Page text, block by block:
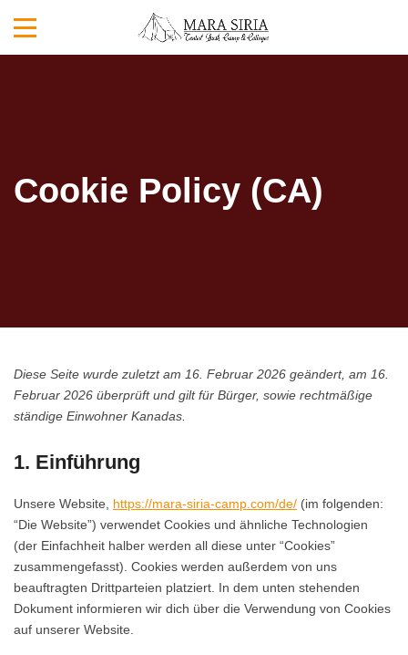
Cookie Policy (CA)
Diese Seite wurde zuletzt am 16. Februar 2026 geändert, am 16.
Februar 2026 überprüft und gilt für Bürger, sowie rechtmäßige
ständige Einwohner Kanadas.
1. Einführung
Unsere Website, https://mara-siria-camp.com/de/ (im folgenden:
“Die Website”) verwendet Cookies und ähnliche Technologien
(der Einfachheit halber werden all diese unter “Cookies”
zusammengefasst). Cookies werden außerdem von uns
beauftragten Drittparteien platziert. In dem unten stehenden
Dokument informieren wir dich über die Verwendung von Cookies
auf unserer Website.